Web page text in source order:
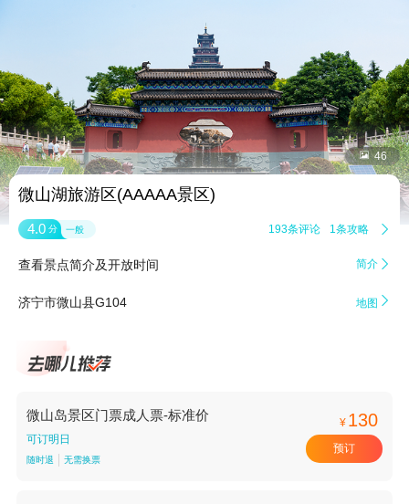
 46
微山湖旅游区(AAAAA景区)
4.0 分 一般 193条评论 1条攻略 
查看景点简介及开放时间 简介 
济宁市微山县G104 地图 
微山岛景区门票成人票-标准价
可订明日
随时退 无需换票
¥ 130
预订